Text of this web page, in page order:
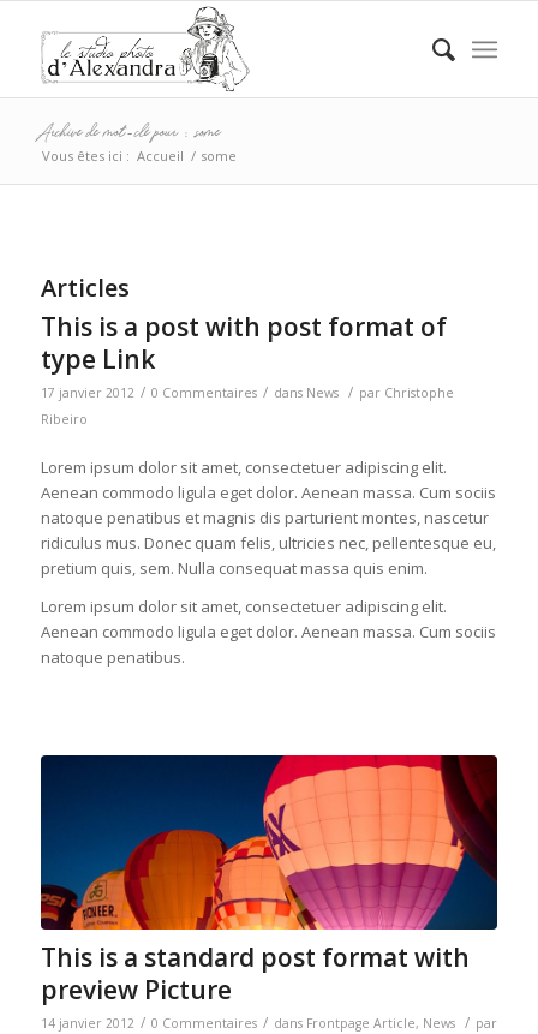
Archive de mot-clé pour : some
Vous êtes ici : Accueil / some
Articles
This is a post with post format of
type Link
17 janvier 2012 / 0 Commentaires / dans News / par Christophe
Ribeiro
Lorem ipsum dolor sit amet, consectetuer adipiscing elit.
Aenean commodo ligula eget dolor. Aenean massa. Cum sociis
natoque penatibus et magnis dis parturient montes, nascetur
ridiculus mus. Donec quam felis, ultricies nec, pellentesque eu,
pretium quis, sem. Nulla consequat massa quis enim.
Lorem ipsum dolor sit amet, consectetuer adipiscing elit.
Aenean commodo ligula eget dolor. Aenean massa. Cum sociis
natoque penatibus.
This is a standard post format with
preview Picture
14 janvier 2012 / 0 Commentaires / dans Frontpage Article, News / par